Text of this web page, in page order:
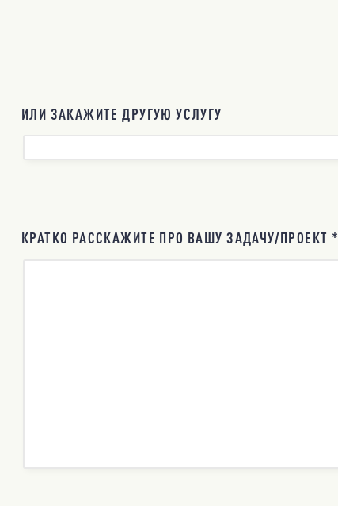
ИЛИ ЗАКАЖИТЕ ДРУГУЮ УСЛУГУ
КРАТКО РАССКАЖИТЕ ПРО ВАШУ ЗАДАЧУ/ПРОЕКТ *